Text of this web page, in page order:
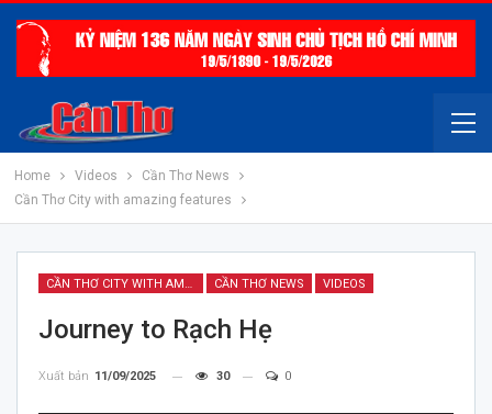
Home Videos
Cần Thơ News
Cần Thơ City with amazing features
CẦN THƠ CITY WITH AMAZING FEATURES CẦN THƠ NEWS VIDEOS
Journey to Rạch Hẹ
Xuất bản 11/09/2025 30 0